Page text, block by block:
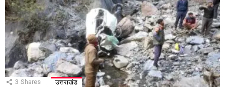
3 Shares उत्तराखंड